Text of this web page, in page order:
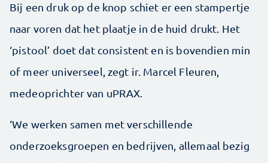
Bij een druk op de knop schiet er een stampertje
naar voren dat het plaatje in de huid drukt. Het
‘pistool’ doet dat consistent en is bovendien min
of meer universeel, zegt ir. Marcel Fleuren,
medeoprichter van uPRAX.
‘We werken samen met verschillende
onderzoeksgroepen en bedrijven, allemaal bezig